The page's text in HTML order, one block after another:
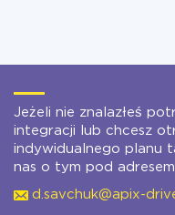
Jeżeli nie znalazłeś
integracji lub chcesz
indywidualnego planu
nas o tym pod
d.savchuk@apix-